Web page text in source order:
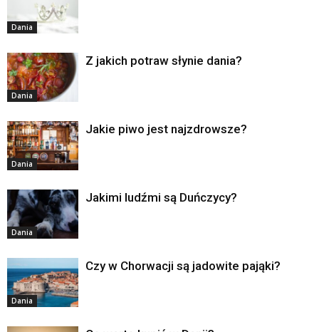
Dania
Dania
Z jakich potraw słynie dania?
Dania
Jakie piwo jest najzdrowsze?
Dania
Jakimi ludźmi są Duńczycy?
Dania
Czy w Chorwacji są jadowite pająki?